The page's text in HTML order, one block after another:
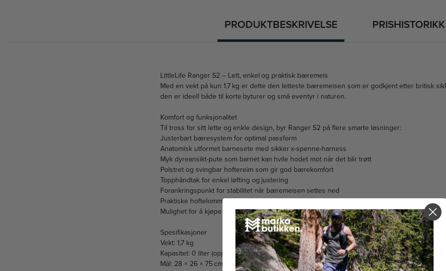
PRODUKTBESKRIVELSE PRISHISTORIKK
LittleLife Ranger S2 – Lett, enkel og praktisk bæremeis
Med en vekt på kun 1,7 kg er dette den letteste bæremeisen som er godkjent etter britisk
den er ideell både til korte byturer og små eventyr i naturen.
Komfort og funksjonalitet
Til tross for sitt lette og enkle design, byr Ranger S2 på flere smarte løsninger:
Justerbart bæresystem for optimal passform
Anatomisk utformet barnesete med sikker x-spenne-harness
Myk dyreansikt-pute som barnet kan hvile hodet mot når det blir trøtt
Polstret og svingbar hoftereim som gir god bærekomfort
Topphåndtak for enkel løfting og justering
Forankringspunkt for stabilitet når bæremeisen settes ned
Praktiske hoftelommer for småting
Mulighet for å kjøpe ekstra oppbevaringsveske (6 liter) separat
Spesifikasjoner
Vekt: 1,7 kg
Kapasitet: 0 liter (oppbevaring via tilbehørspose)
Mål: 28 × 26 × 75 cm